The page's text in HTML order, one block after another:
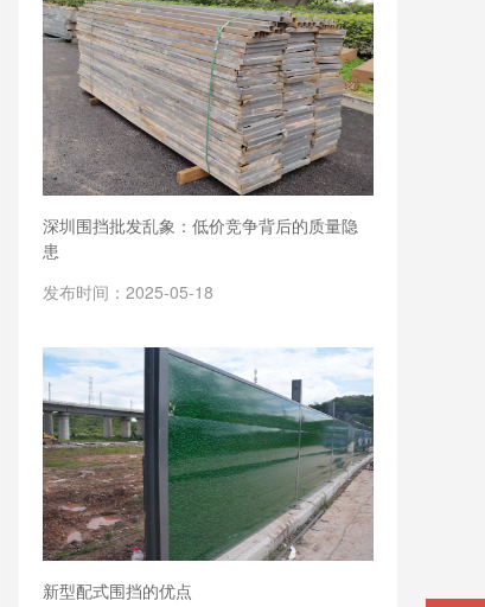
深圳围挡批发乱象：低价竞争背后的质量隐
患
发布时间：2025-05-18
新型配式围挡的优点